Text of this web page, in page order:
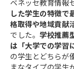
ベネッセ教育情報
した学生の特徴で
格取得や地域貢献
でした。学校推薦
は「大学での学習
の学生とどちらが
まなタイプの学生